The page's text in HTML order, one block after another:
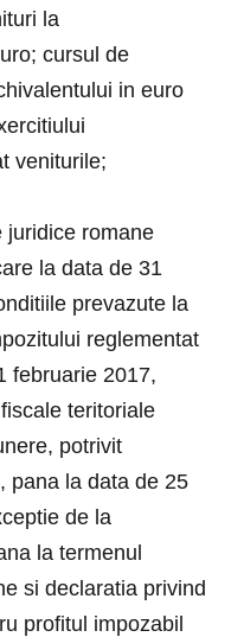
la
cursul de
in euro
veniturile;
juridice romane
la data de 31
prevazute la
reglementat
februarie 2017,
teritoriale
potrivit
pana la data de 25
de la
la termenul
si declaratia privind
profitul impozabil